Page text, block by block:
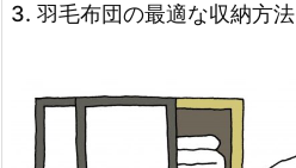
3. 羽毛布団の最適な収納方法